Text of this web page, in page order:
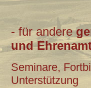
- für andere
und
Seminare,
Unterstützung